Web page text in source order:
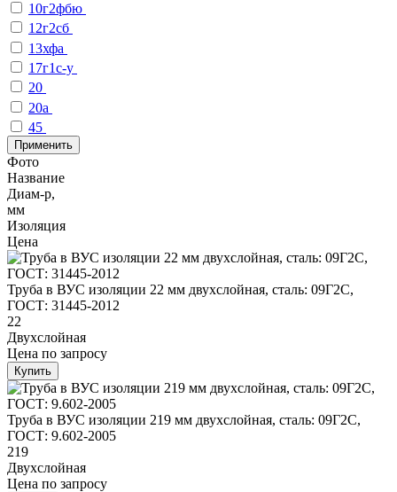
10г2фбю
12г2сб
13хфа
17г1с-у
20
20а
45
Применить
Фото
Название
Диам-р,
мм
Изоляция
Цена
Труба в ВУС изоляции 22 мм двухслойная, сталь: 09Г2С,
ГОСТ: 31445-2012
22
Двухслойная
Цена по запросу
Купить
Труба в ВУС изоляции 219 мм двухслойная, сталь: 09Г2С,
ГОСТ: 9.602-2005
219
Двухслойная
Цена по запросу